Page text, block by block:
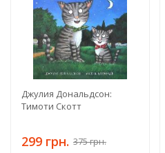
Джулия Дональдсон:
Тимоти Скотт
299 грн. 375 грн.